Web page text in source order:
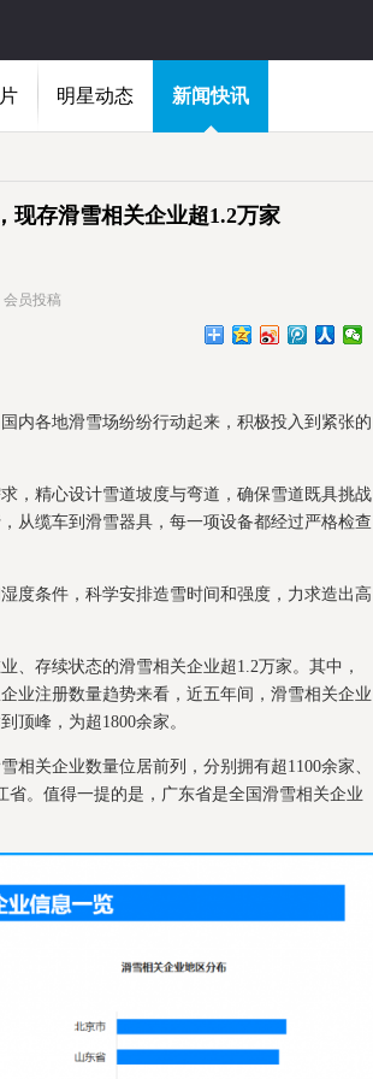
明星动态 新闻快讯
现存滑雪相关企业超1.2万家
会员投稿
内各地滑雪场纷纷行动起来，积极投入到紧张的
，精心设计雪道坡度与弯道，确保雪道既具挑战
从缆车到滑雪器具，每一项设备都经过严格检查
度条件，科学安排造雪时间和强度，力求造出高
、存续状态的滑雪相关企业超1.2万家。其中，
业注册数量趋势来看，近五年间，滑雪相关企业
顶峰，为超1800余家。
相关企业数量位居前列，分别拥有超1100余家、
省。值得一提的是，广东省是全国滑雪相关企业